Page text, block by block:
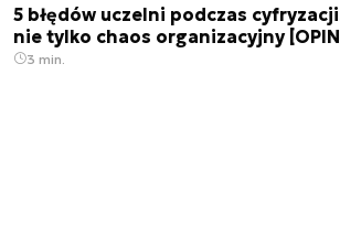
5 błędów uczelni podczas
nie tylko chaos organizacyjny
3 min.